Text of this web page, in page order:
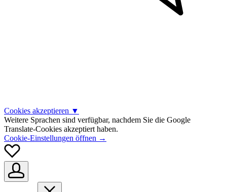
Cookies akzeptieren ▼
Weitere Sprachen sind verfügbar, nachdem Sie die Google
Translate-Cookies akzeptiert haben.
Cookie-Einstellungen öffnen →